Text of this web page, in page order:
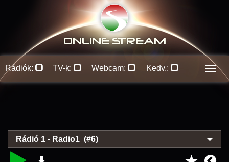
ONLINE STREAM
Rádiók: TV-k: Webcam: Kedv.:
Rádió 1 - Radio1 (#6)